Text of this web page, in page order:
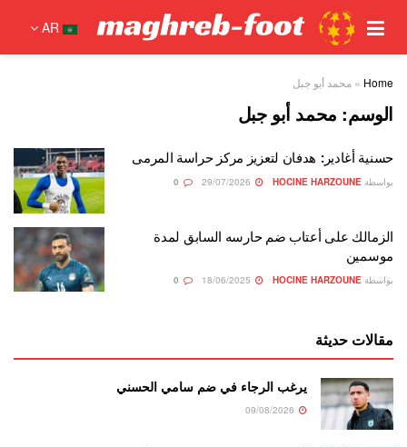
AR
Home
» محمد أبو جبل
الوسم: محمد أبو جبل
حسنية أغادير: هدفان لتعزيز مركز حراسة المرمى
بواسطة HOCINE HARZOUNE
الزمالك على أعتاب ضم حارسه السابق لمدة
موسمين
بواسطة HOCINE HARZOUNE
مقالات حديثة
يرغب الرجاء في ضم سامي الحسني